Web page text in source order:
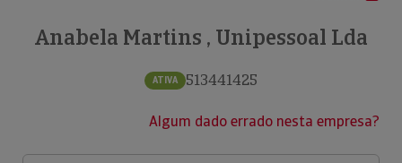
Anabela Martins , Unipessoal Lda
ATIVA 513441425
Algum dado errado nesta empresa?